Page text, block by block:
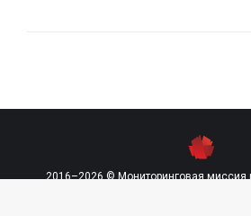
2016–2026 © Мониторинговая миссия